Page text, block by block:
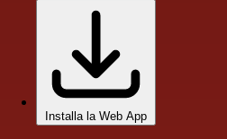
Installa la Web App